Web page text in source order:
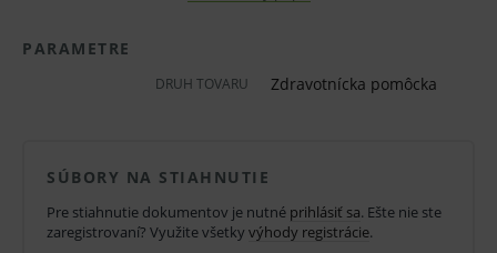
balíčky uložené v papierovom boxe
Oblasti použitia:
PARAMETRE
DRUH TOVARU Zdravotnícka pomôcka
SÚBORY NA STIAHNUTIE
Pre stiahnutie dokumentov je nutné prihlásiť sa. Ešte nie ste
zaregistrovaní? Využite všetky výhody registrácie.